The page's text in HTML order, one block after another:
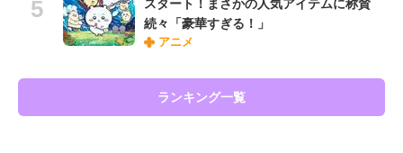
スタート！まさかの人気アイテムに称賛
続々「豪華すぎる！」
アニメ
ランキング一覧